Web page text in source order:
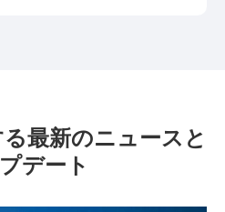
最新のニュースと
デート